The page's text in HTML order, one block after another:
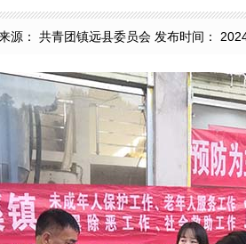
源： 共青团镇远县委员会 发布时间：